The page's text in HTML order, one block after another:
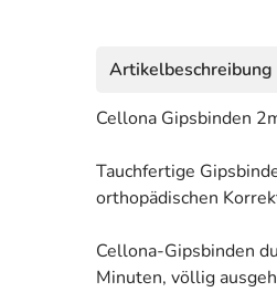
Artikelbeschreibung
Cellona Gipsbinden
Tauchfertige
orthopädischen
Cellona-Gipsbinden
Minuten, völlig